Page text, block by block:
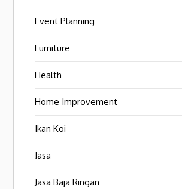
Event Planning
Furniture
Health
Home Improvement
Ikan Koi
Jasa
Jasa Baja Ringan